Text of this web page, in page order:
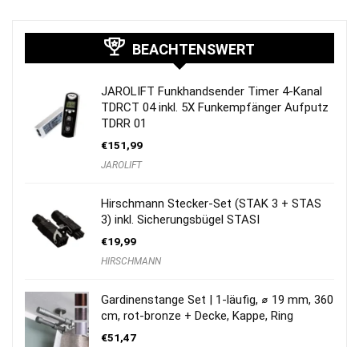
BEACHTENSWERT
JAROLIFT Funkhandsender Timer 4-Kanal
TDRCT 04 inkl. 5X Funkempfänger Aufputz
TDRR 01
€151,99
JAROLIFT
Hirschmann Stecker-Set (STAK 3 + STAS
3) inkl. Sicherungsbügel STASI
€19,99
HIRSCHMANN
Gardinenstange Set | 1-läufig, ⌀ 19 mm, 360
cm, rot-bronze + Decke, Kappe, Ring
€51,47